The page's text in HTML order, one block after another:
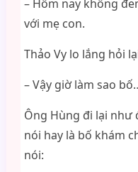
– Hôm nay không
với mẹ con.
Thảo Vy lo lắng hỏi
– Vậy giờ làm sao
Ông Hùng đi lại như
nói hay là bố khám
nói: